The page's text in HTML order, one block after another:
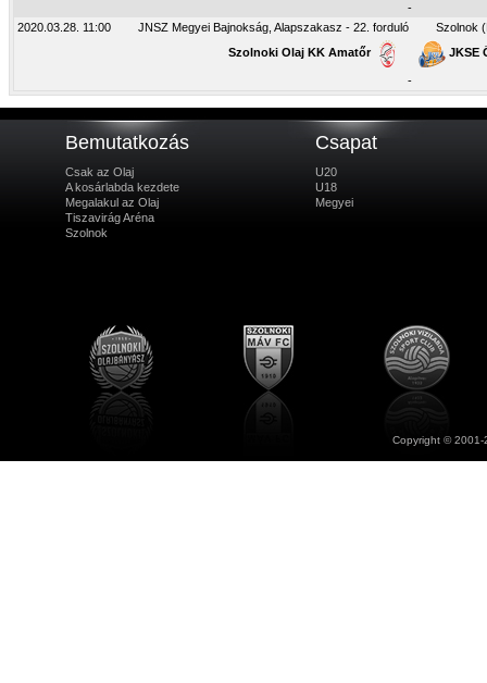
-
2020.03.28. 11:00
JNSZ Megyei Bajnokság, Alapszakasz - 22. forduló
Szolnok
Szolnoki Olaj KK Amatőr
JKSE
-
Bemutatkozás
Csak az Olaj
A kosárlabda kezdete
Megalakul az Olaj
Tiszavirág Aréna
Szolnok
Csapat
U20
U18
Megyei
Copyright ©